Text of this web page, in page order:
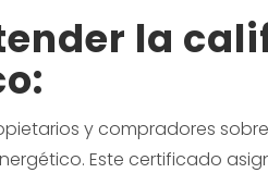
la
y compradores
Este certificado